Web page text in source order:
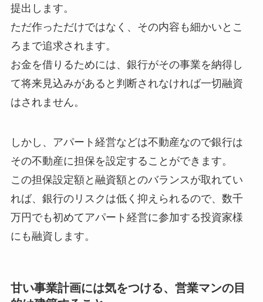
提出します。
ただ作っただけではなく、その内容も細かいとこ
ろまで追求されます。
お金を借りるためには、銀行がその事業を納得し
て将来見込みがあると判断されなければ一切融資
はされません。
しかし、アパート経営などは不動産なので銀行は
その不動産に担保を設定することができます。
この担保設定額と融資額とのバランスが取れてい
れば、銀行のリスクは低く抑えられるので、数千
万円でも初めてアパート経営に参加する投資家様
にも融資します。
甘い事業計画には気をつける、営業マンの目